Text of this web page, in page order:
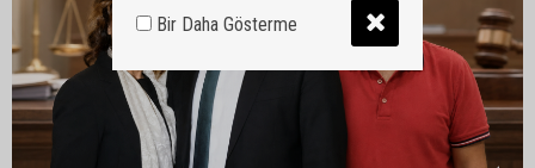
Bir Daha Gösterme